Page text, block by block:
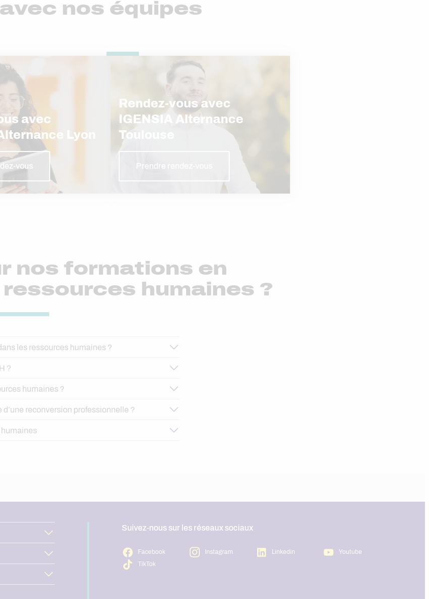
nos équipes
avec
Lyon
vous
Rendez-vous avec
IGENSIA Alternance
Toulouse
Prendre rendez-vous
nos formations en
humaines ?
les ressources humaines ?
?
humaines ?
reconversion professionnelle ?
humaines
Suivez-nous sur les réseaux sociaux
Facebook Instagram Linkedin
Youtube
TikTok